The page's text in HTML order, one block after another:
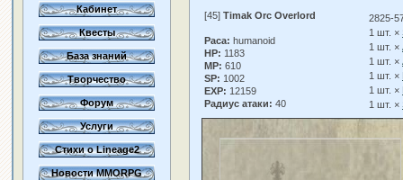
Кабинет
Квесты
База знаний
Творчество
Форум
Услуги
Стихи о Lineage2
Новости MMORPG
[45] Timak Orc Overlord
Раса: humanoid
HP: 1183
MP: 610
SP: 1002
EXP: 12159
Радиус атаки: 40
2825-
1 шт. ×
1 шт. ×
1 шт. ×
1 шт. ×
1 шт. ×
1 шт. ×